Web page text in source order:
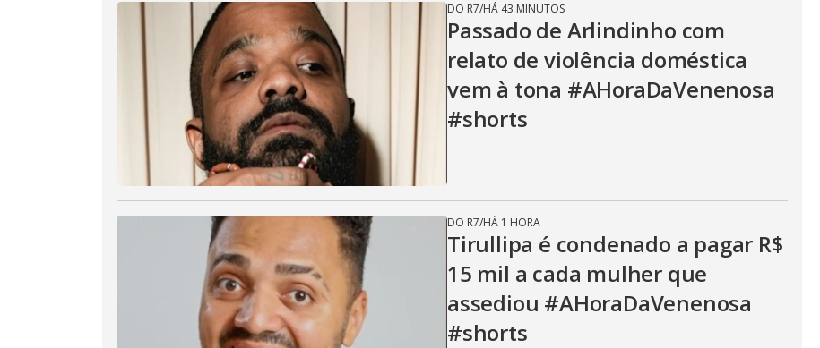
DO R7/HÁ 43 MINUTOS
Passado de Arlindinho com
relato de violência doméstica
vem à tona #AHoraDaVenenosa
#shorts
DO R7/HÁ 1 HORA
Tirullipa é condenado a pagar R$
15 mil a cada mulher que
assediou #AHoraDaVenenosa
#shorts